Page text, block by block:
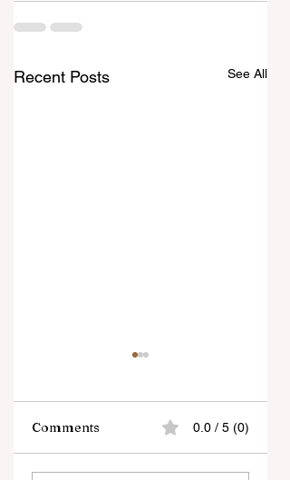
Recent Posts See All
Comments 0.0 / 5 (0)